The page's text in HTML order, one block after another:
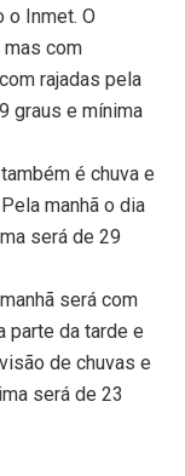
o Inmet. O
mas com
rajadas pela
graus e mínima
é chuva e
manhã o dia
será de 29
será com
parte da tarde e
de chuvas e
será de 23